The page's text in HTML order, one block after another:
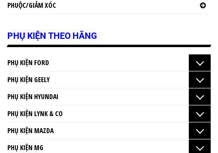
PHUỘC/GIẢM XÓC
PHỤ KIỆN THEO HÃNG
PHỤ KIỆN FORD
PHỤ KIỆN GEELY
PHỤ KIỆN HYUNDAI
PHỤ KIỆN LYNK & CO
PHỤ KIỆN MAZDA
PHỤ KIỆN MG